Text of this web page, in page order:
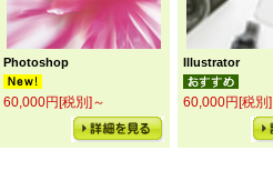
Photoshop
60,000円[税別]～
Illustrator
60,000円[税別]